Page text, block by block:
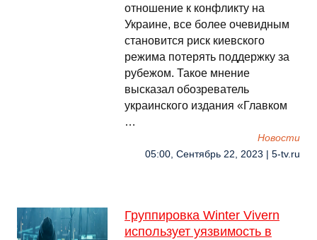
отношение к конфликту на
Украине, все более очевидным
становится риск киевского
режима потерять поддержку за
рубежом. Такое мнение
высказал обозреватель
украинского издания «Главком
…
Новости
05:00, Сентябрь 22, 2023 | 5-tv.ru
Группировка Winter Vivern
использует уязвимость в